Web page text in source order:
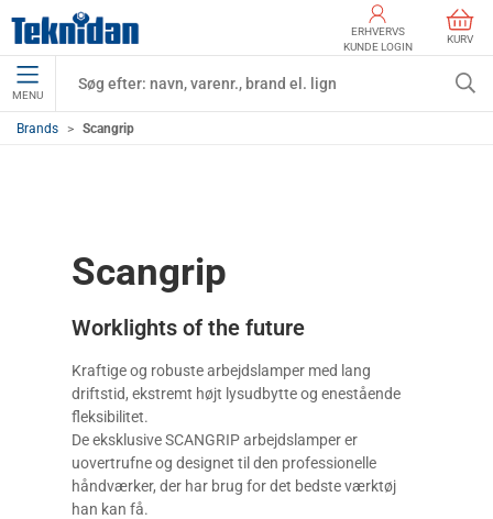
ERHVERVS
KUNDE LOGIN
KURV
MENU
Brands Scangrip
Scangrip
Worklights of the future
Kraftige og robuste arbejdslamper med lang
driftstid, ekstremt højt lysudbytte og enestående
fleksibilitet.
De eksklusive SCANGRIP arbejdslamper er
uovertrufne og designet til den professionelle
håndværker, der har brug for det bedste værktøj
han kan få.